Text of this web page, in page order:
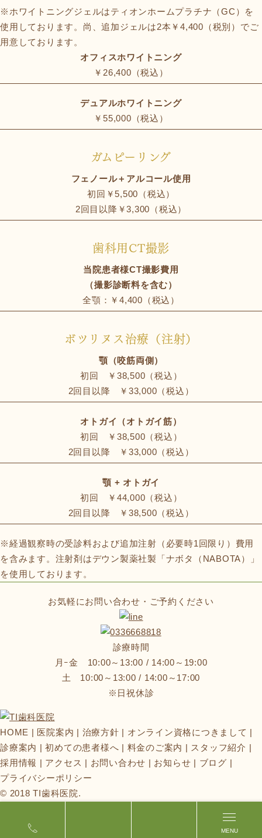
MENU
※ホワイトニングジェルはティオンホームプラチナ（GC）を
使用しております。尚、追加ジェルは2本￥4,400（税別）でご
用意しております。
オフィスホワイトニング
￥26,400（税込）
デュアルホワイトニング
￥55,000（税込）
ガムピーリング
フェノール＋アルコール使用
初回￥5,500（税込）
2回目以降￥3,300（税込）
歯科用CT撮影
当院患者様CT撮影費用
（撮影診断料を含む）
全顎：￥4,400（税込）
ボツリヌス治療（注射）
顎（咬筋両側）
初回 ￥38,500（税込）
2回目以降 ￥33,000（税込）
オトガイ（オトガイ筋）
初回 ￥38,500（税込）
2回目以降 ￥33,000（税込）
顎 + オトガイ
初回 ￥44,000（税込）
2回目以降 ￥38,500（税込）
※経過観察時の受診料および追加注射（必要時1回限り）費用
を含みます。注射剤はデウン製薬社製「ナボタ（NABOTA）」
を使用しております。
お気軽にお問い合わせ・ご予約ください
診療時間
月ｰ金 10:00～13:00 / 14:00～19:00
土 10:00～13:00 / 14:00～17:00
※日祝休診
HOME 医院案内 治療方針
オンライン資格につきまして
診療案内
初めての患者様へ 料金のご案内
スタッフ紹介
採用情報
アクセス お問い合わせ お知らせ
ブログ
プライバシーポリシー
© 2018 TI歯科医院.